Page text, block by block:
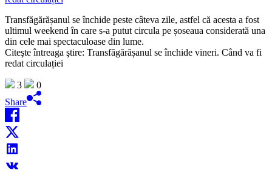
Transfăgărășanul se închide peste câteva zile, astfel că acesta a fost
ultimul weekend în care s-a putut circula pe șoseaua considerată una
din cele mai spectaculoase din lume.
Citeşte întreaga ştire: Transfăgărășanul se închide vineri. Când va fi
redat circulației
3
0
Share